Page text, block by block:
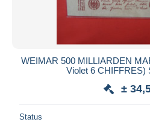
Visa
Mastercard
Maestro
Gesamte Auswahl aufheben
Wohnsitz des Verkäufers
WEIMAR 500 MILLIARDEN
Violet 6 CHIFFRES)
±
Status